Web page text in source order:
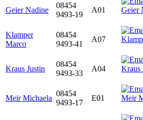
Geier Nadine
08454
9493-19
A01
Klamper
Marco
08454
9493-41
A07
Kraus Justin
08454
9493-33
A04
Meir Michaela
08454
9493-17
E01